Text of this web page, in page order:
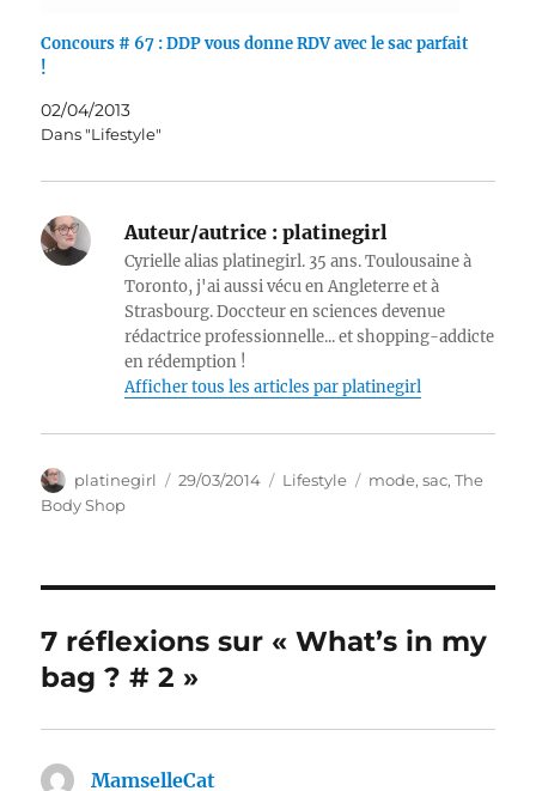
Concours # 67 : DDP vous donne RDV avec le sac parfait
!
02/04/2013
Dans "Lifestyle"
Auteur/autrice : platinegirl
Cyrielle alias platinegirl. 35 ans. Toulousaine à
Toronto, j'ai aussi vécu en Angleterre et à
Strasbourg. Doccteur en sciences devenue
rédactrice professionnelle... et shopping-addicte
en rédemption !
Afficher tous les articles par platinegirl
Auteur
platinegirl
Publié
29/03/2014 Catégories
Lifestyle Étiquettes
mode,sac,The
Body Shop
7 réflexions sur « What’s in my
bag ? # 2 »
MamselleCat